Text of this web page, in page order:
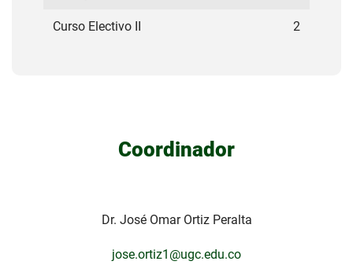
Curso Electivo II 2
Coordinador
Dr. José Omar Ortiz Peralta
jose.ortiz1@ugc.edu.co